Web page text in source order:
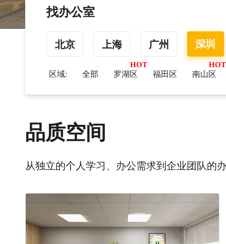
找办公室
北京 上海 广州 深圳
区域: 全部 罗湖区 福田区 南山区
品质空间
从独立的个人学习、办公需求到企业团队的